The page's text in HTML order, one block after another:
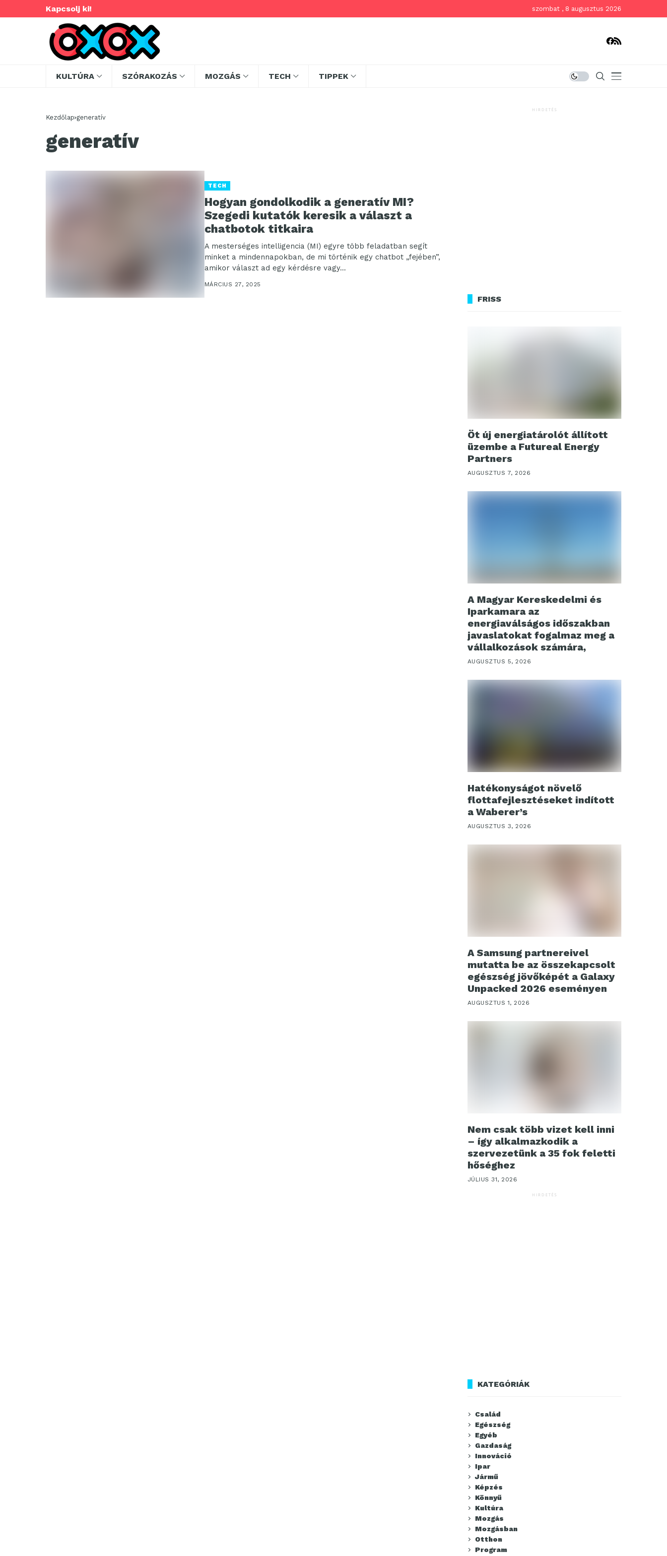
Kapcsolj ki! szombat , 8 augusztus 2026
KULTÚRA SZÓRAKOZÁS MOZGÁS TECH TIPPEK
Kezdőlap generatív
generatív
TECH
Hogyan gondolkodik a generatív MI?
Szegedi kutatók keresik a választ a
chatbotok titkaira
A mesterséges intelligencia (MI) egyre több feladatban segít
minket a mindennapokban, de mi történik egy chatbot „fejében”,
amikor választ ad egy kérdésre vagy...
MÁRCIUS 27, 2025
HIRDETÉS
FRISS
Öt új energiatárolót állított
üzembe a Futureal Energy
Partners
AUGUSZTUS 7, 2026
A Magyar Kereskedelmi és
Iparkamara az
energiaválságos időszakban
javaslatokat fogalmaz meg a
vállalkozások számára,
AUGUSZTUS 5, 2026
Hatékonyságot növelő
flottafejlesztéseket indított
a Waberer’s
AUGUSZTUS 3, 2026
A Samsung partnereivel
mutatta be az összekapcsolt
egészség jövőképét a Galaxy
Unpacked 2026 eseményen
AUGUSZTUS 1, 2026
Nem csak több vizet kell inni
– így alkalmazkodik a
szervezetünk a 35 fok feletti
hőséghez
JÚLIUS 31, 2026
HIRDETÉS
KATEGÓRIÁK
Család
Egészség
Egyéb
Gazdaság
Innováció
Ipar
Jármű
Képzés
Könnyű
Kultúra
Mozgás
Mozgásban
Otthon
Program